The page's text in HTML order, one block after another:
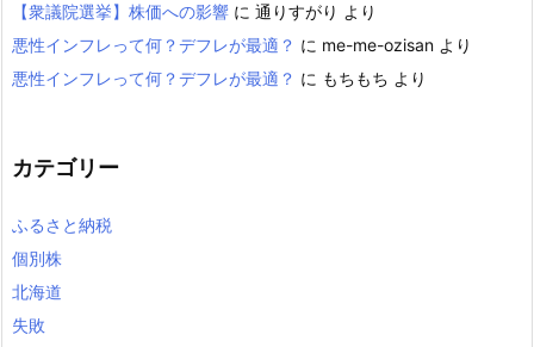
【衆議院選挙】株価への影響 に 通りすがり より
悪性インフレって何？デフレが最適？ に me-me-ozisan より
悪性インフレって何？デフレが最適？ に もちもち より
カテゴリー
ふるさと納税
個別株
北海道
失敗